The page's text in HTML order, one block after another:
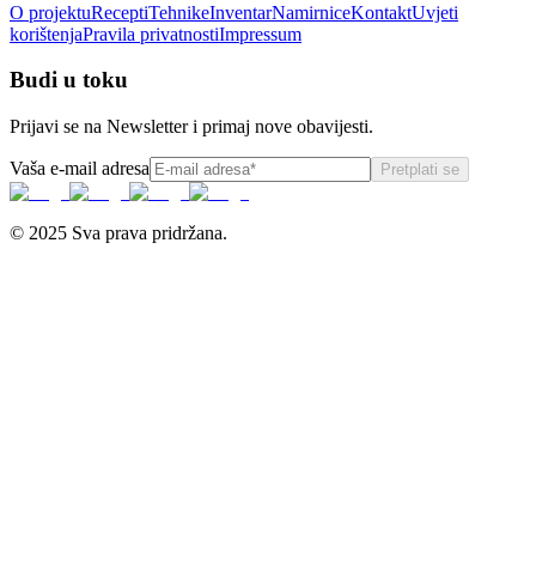
O projektuReceptiTehnikeInventarNamirniceKontaktUvjeti
korištenjaPravila privatnostiImpressum
Budi u toku
Prijavi se na Newsletter i primaj nove obavijesti.
Vaša e-mail adresa Pretplati se
© 2025 Sva prava pridržana.